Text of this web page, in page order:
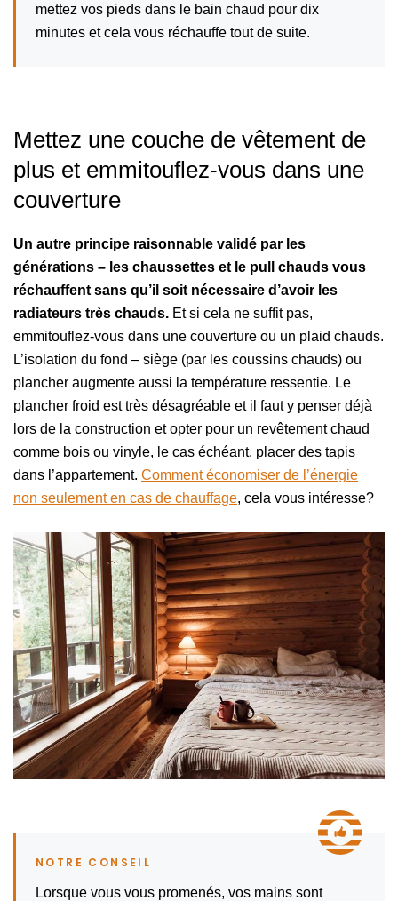
mettez vos pieds dans le bain chaud pour dix
minutes et cela vous réchauffe tout de suite.
Mettez une couche de vêtement de
plus et emmitouflez-vous dans une
couverture
Un autre principe raisonnable validé par les
générations – les chaussettes et le pull chauds vous
réchauffent sans qu’il soit nécessaire d’avoir les
radiateurs très chauds. Et si cela ne suffit pas,
emmitouflez-vous dans une couverture ou un plaid chauds.
L’isolation du fond – siège (par les coussins chauds) ou
plancher augmente aussi la température ressentie. Le
plancher froid est très désagréable et il faut y penser déjà
lors de la construction et opter pour un revêtement chaud
comme bois ou vinyle, le cas échéant, placer des tapis
dans l’appartement. Comment économiser de l’énergie
non seulement en cas de chauffage, cela vous intéresse?
Lorsque vous vous promenés, vos mains sont